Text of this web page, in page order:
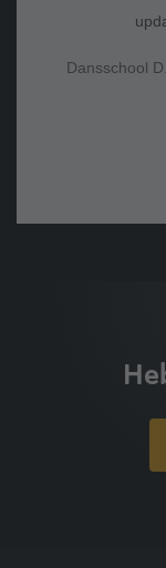
Dansschool